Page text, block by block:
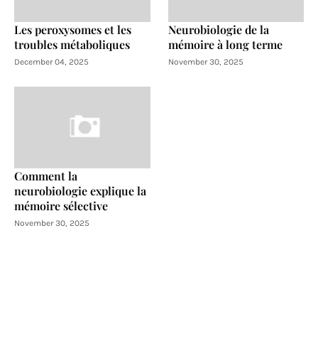
Les peroxysomes et les
troubles métaboliques
December 04, 2025
Neurobiologie de la
mémoire à long terme
November 30, 2025
Comment la
neurobiologie explique la
mémoire sélective
November 30, 2025